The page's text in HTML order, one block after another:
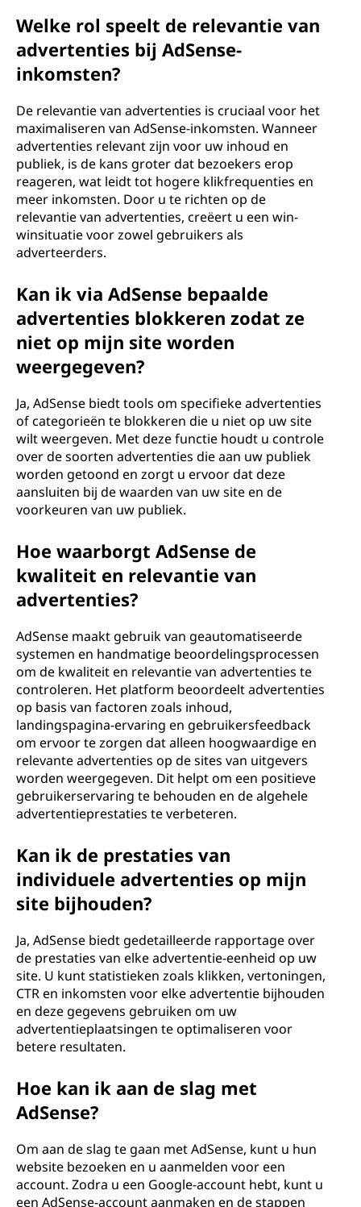
Welke rol speelt de relevantie van
advertenties bij AdSense-
inkomsten?
De relevantie van advertenties is cruciaal voor het
maximaliseren van AdSense-inkomsten. Wanneer
advertenties relevant zijn voor uw inhoud en
publiek, is de kans groter dat bezoekers erop
reageren, wat leidt tot hogere klikfrequenties en
meer inkomsten. Door u te richten op de
relevantie van advertenties, creëert u een win-
winsituatie voor zowel gebruikers als
adverteerders.
Kan ik via AdSense bepaalde
advertenties blokkeren zodat ze
niet op mijn site worden
weergegeven?
Ja, AdSense biedt tools om specifieke advertenties
of categorieën te blokkeren die u niet op uw site
wilt weergeven. Met deze functie houdt u controle
over de soorten advertenties die aan uw publiek
worden getoond en zorgt u ervoor dat deze
aansluiten bij de waarden van uw site en de
voorkeuren van uw publiek.
Hoe waarborgt AdSense de
kwaliteit en relevantie van
advertenties?
AdSense maakt gebruik van geautomatiseerde
systemen en handmatige beoordelingsprocessen
om de kwaliteit en relevantie van advertenties te
controleren. Het platform beoordeelt advertenties
op basis van factoren zoals inhoud,
landingspagina-ervaring en gebruikersfeedback
om ervoor te zorgen dat alleen hoogwaardige en
relevante advertenties op de sites van uitgevers
worden weergegeven. Dit helpt om een positieve
gebruikerservaring te behouden en de algehele
advertentieprestaties te verbeteren.
Kan ik de prestaties van
individuele advertenties op mijn
site bijhouden?
Ja, AdSense biedt gedetailleerde rapportage over
de prestaties van elke advertentie-eenheid op uw
site. U kunt statistieken zoals klikken, vertoningen,
CTR en inkomsten voor elke advertentie bijhouden
en deze gegevens gebruiken om uw
advertentieplaatsingen te optimaliseren voor
betere resultaten.
Hoe kan ik aan de slag met
AdSense?
Om aan de slag te gaan met AdSense, kunt u hun
website bezoeken en u aanmelden voor een
account. Zodra u een Google-account hebt, kunt u
een AdSense-account aanmaken en de stappen